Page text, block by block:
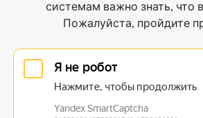
системам важно знать, что
Пожалуйста, пройдите